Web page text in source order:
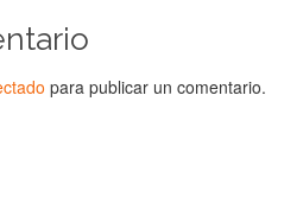
para publicar un comentario.